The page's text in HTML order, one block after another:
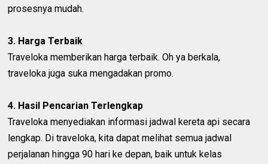
prosesnya mudah.
3. Harga Terbaik
Traveloka memberikan harga terbaik. Oh ya berkala,
traveloka juga suka mengadakan promo.
4. Hasil Pencarian Terlengkap
Traveloka menyediakan informasi jadwal kereta api secara
lengkap. Di traveloka, kita dapat melihat semua jadwal
perjalanan hingga 90 hari ke depan, baik untuk kelas